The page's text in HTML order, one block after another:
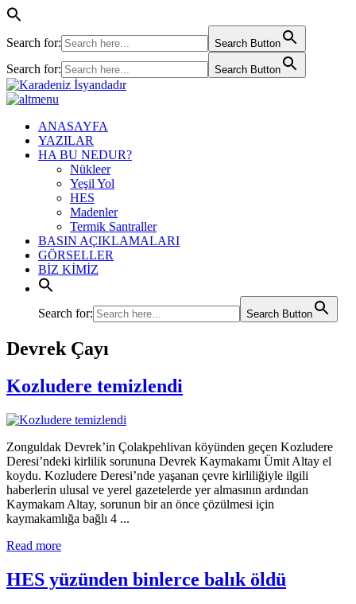
Search for: Search Button
Search for: Search Button
ANASAYFA
YAZILAR
HA BU NEDUR?
Nükleer
Yeşil Yol
HES
Madenler
Termik Santraller
BASIN AÇIKLAMALARI
GÖRSELLER
BİZ KİMİZ
Search for: Search Button
Devrek Çayı
Kozludere temizlendi
Zonguldak Devrek’in Çolakpehlivan köyünden geçen Kozludere
Deresi’ndeki kirlilik sorununa Devrek Kaymakamı Ümit Altay el
koydu. Kozludere Deresi’nde yaşanan çevre kirliliğiyle ilgili
haberlerin ulusal ve yerel gazetelerde yer almasının ardından
Kaymakam Altay, sorunun bir an önce çözülmesi için
kaymakamlığa bağlı 4 ...
Read more
HES yüzünden binlerce balık öldü